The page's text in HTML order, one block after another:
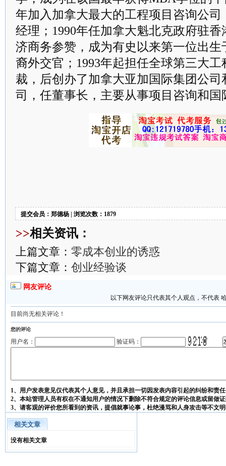
年加入加拿大最大的工程项目咨询公
经理；1990年任加拿大魁北克政府驻
济商务参赞，成为有史以来第一位出
裔外交官；1993年起担任全球第三大
裁，后创办了加拿大亚加国际集团公
司，任董事长，主要从事项目咨询和
提交会员：郑德杨 | 浏览次数：1879
>>相关资讯：
上篇文章： 零成本创业的诱惑
下篇文章： 创业经验谈
网友评论
以下网友评论只代表其个人观点，不代表
目前尚无相关评论！
您的评论
用户名： 验证码：
1、用户发表意见仅代表其个人意见，并且承担一切因发表内容引起的纠纷和责
2、本站管理人员有权在不通知用户的情况下删除不符合规定的评论信息或留做
3、请客观的评价您所看到的资讯，提倡就事论事，杜绝漫骂和人身攻击等不文
相关文章
没有相关文章